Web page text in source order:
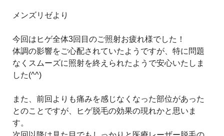
メンズリゼより
今回はヒゲ全体3回目のご照射お疲れ様でした！
体調の影響をご心配されていたようですが、特に問題
なくスムーズに照射を終えられたようで安心いたしま
した(^^)
また、前回よりも痛みを感じなくなった部位があった
とのことですが、ヒゲ脱毛の効果の現れかと思いま
す。